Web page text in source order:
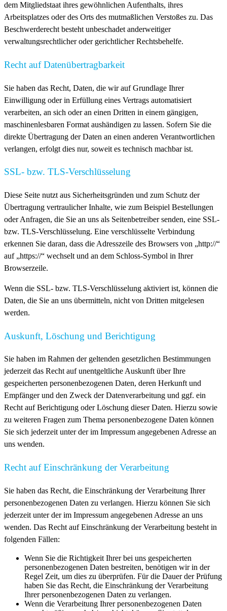
dem Mitgliedstaat ihres gewöhnlichen Aufenthalts, ihres
Arbeitsplatzes oder des Orts des mutmaßlichen Verstoßes zu. Das
Beschwerderecht besteht unbeschadet anderweitiger
verwaltungsrechtlicher oder gerichtlicher Rechtsbehelfe.
Recht auf Daten­übertrag­barkeit
Sie haben das Recht, Daten, die wir auf Grundlage Ihrer
Einwilligung oder in Erfüllung eines Vertrags automatisiert
verarbeiten, an sich oder an einen Dritten in einem gängigen,
maschinenlesbaren Format aushändigen zu lassen. Sofern Sie die
direkte Übertragung der Daten an einen anderen Verantwortlichen
verlangen, erfolgt dies nur, soweit es technisch machbar ist.
SSL- bzw. TLS-Verschlüsselung
Diese Seite nutzt aus Sicherheitsgründen und zum Schutz der
Übertragung vertraulicher Inhalte, wie zum Beispiel Bestellungen
oder Anfragen, die Sie an uns als Seitenbetreiber senden, eine SSL-
bzw. TLS-Verschlüsselung. Eine verschlüsselte Verbindung
erkennen Sie daran, dass die Adresszeile des Browsers von „http://“
auf „https://“ wechselt und an dem Schloss-Symbol in Ihrer
Browserzeile.
Wenn die SSL- bzw. TLS-Verschlüsselung aktiviert ist, können die
Daten, die Sie an uns übermitteln, nicht von Dritten mitgelesen
werden.
Auskunft, Löschung und Berichtigung
Sie haben im Rahmen der geltenden gesetzlichen Bestimmungen
jederzeit das Recht auf unentgeltliche Auskunft über Ihre
gespeicherten personenbezogenen Daten, deren Herkunft und
Empfänger und den Zweck der Datenverarbeitung und ggf. ein
Recht auf Berichtigung oder Löschung dieser Daten. Hierzu sowie
zu weiteren Fragen zum Thema personenbezogene Daten können
Sie sich jederzeit unter der im Impressum angegebenen Adresse an
uns wenden.
Recht auf Einschränkung der Verarbeitung
Sie haben das Recht, die Einschränkung der Verarbeitung Ihrer
personenbezogenen Daten zu verlangen. Hierzu können Sie sich
jederzeit unter der im Impressum angegebenen Adresse an uns
wenden. Das Recht auf Einschränkung der Verarbeitung besteht in
folgenden Fällen:
Wenn Sie die Richtigkeit Ihrer bei uns gespeicherten
personenbezogenen Daten bestreiten, benötigen wir in der
Regel Zeit, um dies zu überprüfen. Für die Dauer der Prüfung
haben Sie das Recht, die Einschränkung der Verarbeitung
Ihrer personenbezogenen Daten zu verlangen.
Wenn die Verarbeitung Ihrer personenbezogenen Daten